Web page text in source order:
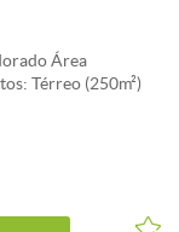
Área
Térreo (250m²)
apoio 2 vagas 2º
vista para o
25m² e 90m²)
e estruturado para